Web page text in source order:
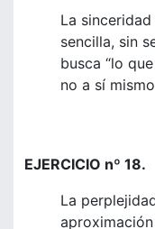
La
sencilla, sin
busca “lo
no a sí
EJERCICIO nº 18.
La
aproximación